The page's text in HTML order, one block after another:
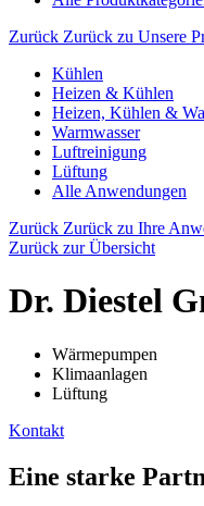
Zurück Zurück zu Unsere
Kühlen
Heizen & Kühlen
Heizen, Kühlen &
Warmwasser
Luftreinigung
Lüftung
Alle Anwendungen
Zurück Zurück zu Ihre
Zurück zur Übersicht
Dr. Diestel
Wärmepumpen
Klimaanlagen
Lüftung
Kontakt
Eine starke